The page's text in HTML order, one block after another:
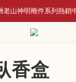
10 全館立香系列滿額贈
老山神明雕件系列熱銷
系列｜新品上架・人氣補
香盒